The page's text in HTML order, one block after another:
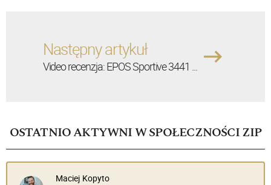
Następny artykuł
Video recenzja: EPOS Sportive 3441 ...
OSTATNIO AKTYWNI W SPOŁECZNOŚCI ZIP
Maciej Kopyto